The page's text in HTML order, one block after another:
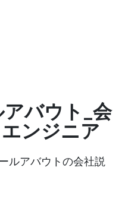
バウト_会
ンジニア
ルアバウトの会社説